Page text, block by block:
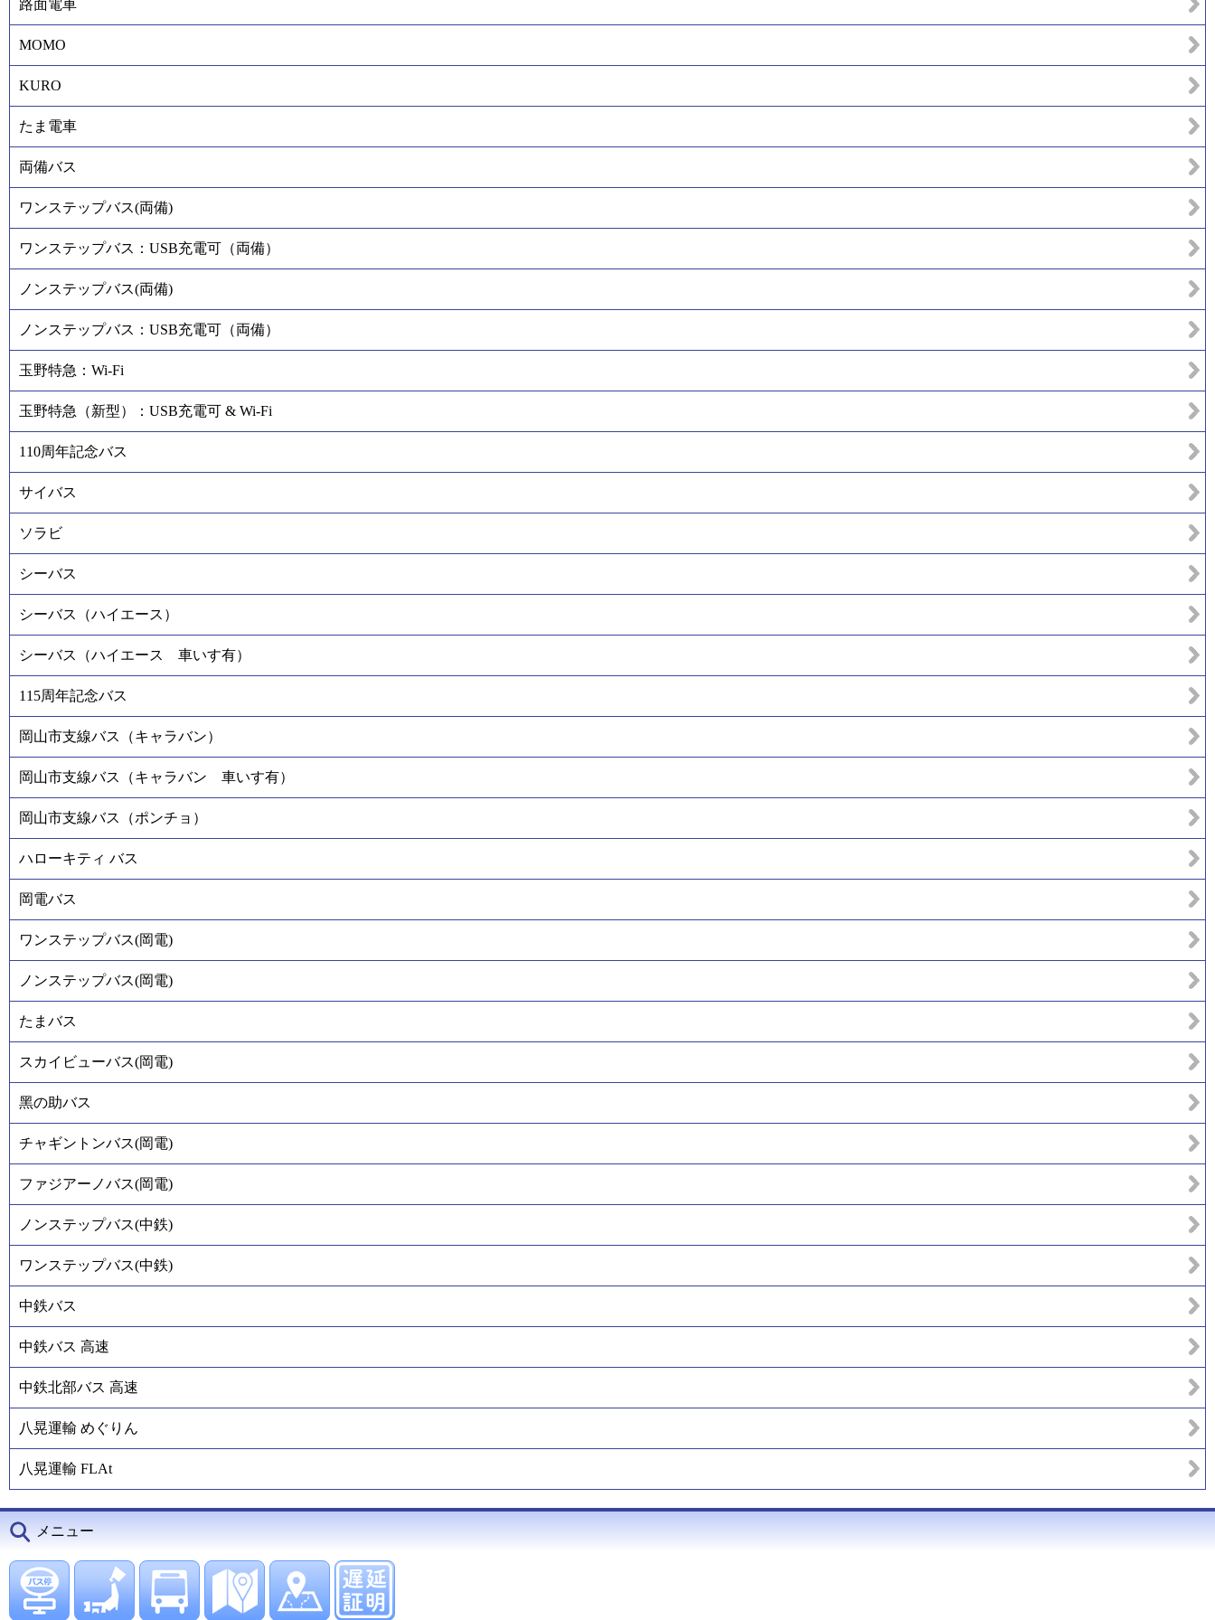
路面電車
MOMO
KURO
たま電車
両備バス
ワンステップバス(両備)
ワンステップバス：USB充電可（両備）
ノンステップバス(両備)
ノンステップバス：USB充電可（両備）
玉野特急：Wi-Fi
玉野特急（新型）：USB充電可 & Wi-Fi
110周年記念バス
サイバス
ソラビ
シーバス
シーバス（ハイエース）
シーバス（ハイエース 車いす有）
115周年記念バス
岡山市支線バス（キャラバン）
岡山市支線バス（キャラバン 車いす有）
岡山市支線バス（ポンチョ）
ハローキティ バス
岡電バス
ワンステップバス(岡電)
ノンステップバス(岡電)
たまバス
スカイビューバス(岡電)
黑の助バス
チャギントンバス(岡電)
ファジアーノバス(岡電)
ノンステップバス(中鉄)
ワンステップバス(中鉄)
中鉄バス
中鉄バス 高速
中鉄北部バス 高速
八晃運輸 めぐりん
八晃運輸 FLAt
メニュー